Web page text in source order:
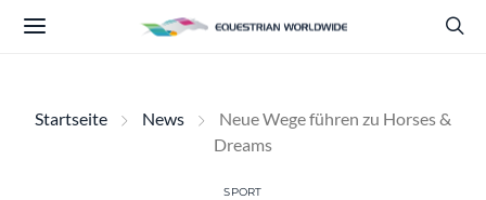
Startseite News
Neue Wege führen zu Horses &
Dreams
SPORT